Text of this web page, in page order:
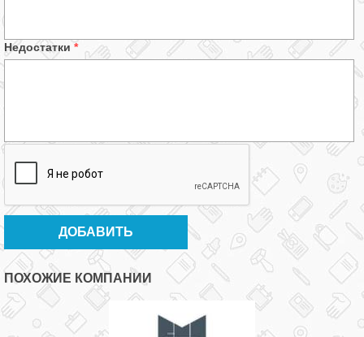
Недостатки *
ПОХОЖИЕ КОМПАНИИ